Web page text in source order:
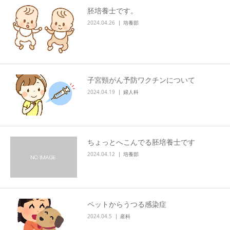
胚培養士です。
2024.04.26 培養部
子宮頸がん予防ワクチンについて
2024.04.19 婦人科
ちょっとへこんでる胚培養士です
2024.04.12 培養部
ペットからうつる感染症
2024.04.5 産科
交通アクセス
ブログ